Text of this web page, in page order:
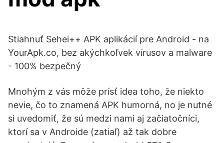
Stiahnuť Sehei++ APK aplikácií pre Android - na
YourApk.co, bez akýchkoľvek vírusov a malware
- 100% bezpečný
Mnohým z vás môže prísť idea toho, že niekto
nevie, čo to znamená APK humorná, no je nutné
si uvedomiť, že sú medzi nami aj začiatočníci,
ktorí sa v Androide (zatiaľ) až tak dobre